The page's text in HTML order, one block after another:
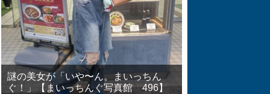
謎の美女が「いや〜ん。まいっちん
ぐ！」【まいっちんぐ写真館 496】